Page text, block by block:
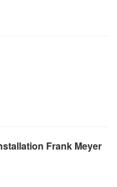
Frank Meyer